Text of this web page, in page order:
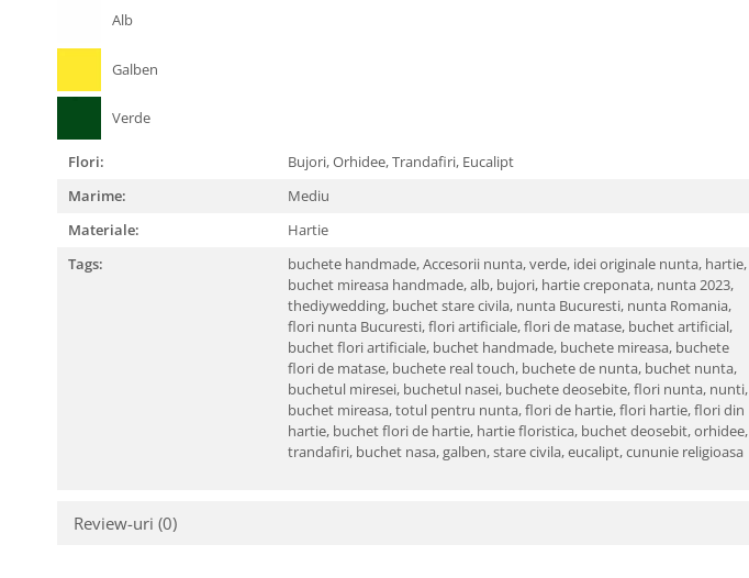
Alb
Galben
Verde
Flori: Bujori,Orhidee,Trandafiri, Eucalipt
Marime:
Mediu
Materiale:
Hartie
Tags:
buchete handmade,Accesorii nunta,verde, idei originale nunta, hartie,
buchet mireasa handmade,alb, bujori, hartie creponata, nunta 2023,
thediywedding, buchet stare civila, nunta Bucuresti, nunta Romania,
flori nunta Bucuresti,flori artificiale,flori de matase, buchet artificial,
buchet flori artificiale, buchet handmade, buchete mireasa, buchete
flori de matase, buchete real touch, buchete de nunta, buchet nunta,
buchetul miresei, buchetul nasei, buchete deosebite,flori nunta, nunti,
buchet mireasa,totul pentru nunta,flori de hartie,flori hartie,flori din
hartie, buchet flori de hartie, hartie floristica, buchet deosebit,orhidee,
trandafiri, buchet nasa,galben,stare civila,eucalipt,cununie religioasa
Review-uri (0)